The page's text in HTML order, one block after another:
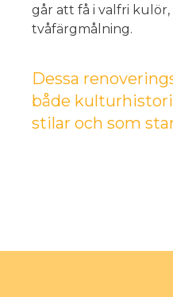
går att få i valfri
tvåfärgmålning.
Dessa
både
stilar och som